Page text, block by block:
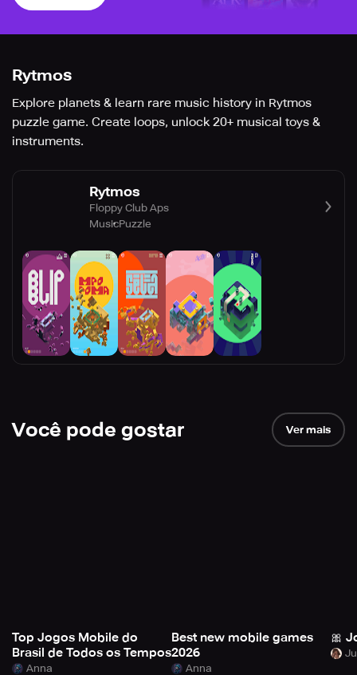
Rytmos
Explore planets & learn rare music history in Rytmos
puzzle game. Create loops, unlock 20+ musical toys &
instruments.
Rytmos
Floppy Club Aps
MusicPuzzle
Você pode gostar Ver mais
Top Jogos Mobile do
Brasil de Todos os Tempos
Anna
Best new mobile games
2026
Anna
🎀